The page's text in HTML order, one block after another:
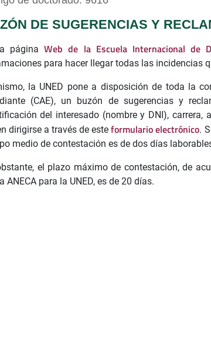
DE SUGERENCIAS Y
páginaWeb de la Escuela Internacional de
para hacer llegar todas las incidencias
la UNED pone a disposición de toda la
(CAE), un buzón de sugerencias y
del interesado (nombre y DNI),
dirigirse a través de esteformulario electrónico.
medio de contestación es de dos días
el plazo máximo de contestación, de
ANECA para la UNED, es de 20 días.